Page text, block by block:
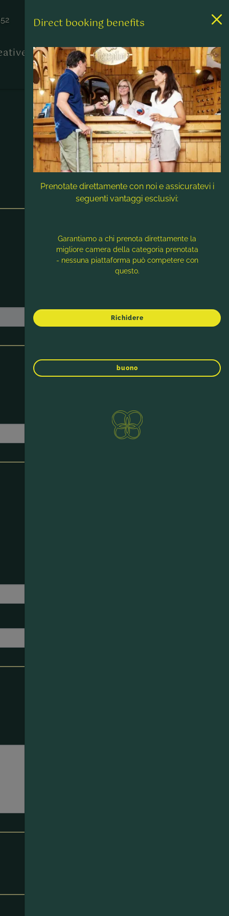
Contatto & Assistenza
Direct booking benefits
Prenotate direttamente con noi e assicuratevi i
seguenti vantaggi esclusivi:
Garantiamo a chi prenota direttamente la
migliore camera della categoria prenotata
- nessuna piattaforma può competere con
questo.
Richidere
buono